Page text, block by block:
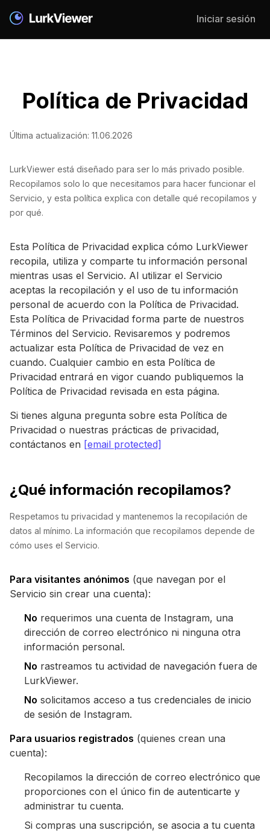
Iniciar sesión
Política de Privacidad
Última actualización: 11.06.2026
LurkViewer está diseñado para ser lo más privado posible.
Recopilamos solo lo que necesitamos para hacer funcionar el
Servicio, y esta política explica con detalle qué recopilamos y
por qué.
Esta Política de Privacidad explica cómo LurkViewer
recopila, utiliza y comparte tu información personal
mientras usas el Servicio. Al utilizar el Servicio
aceptas la recopilación y el uso de tu información
personal de acuerdo con la Política de Privacidad.
Esta Política de Privacidad forma parte de nuestros
Términos del Servicio. Revisaremos y podremos
actualizar esta Política de Privacidad de vez en
cuando. Cualquier cambio en esta Política de
Privacidad entrará en vigor cuando publiquemos la
Política de Privacidad revisada en esta página.
Si tienes alguna pregunta sobre esta Política de
Privacidad o nuestras prácticas de privacidad,
contáctanos en [email protected]
¿Qué información recopilamos?
Respetamos tu privacidad y mantenemos la recopilación de
datos al mínimo. La información que recopilamos depende de
cómo uses el Servicio.
Para visitantes anónimos (que navegan por el
Servicio sin crear una cuenta):
No requerimos una cuenta de Instagram, una
dirección de correo electrónico ni ninguna otra
información personal.
No rastreamos tu actividad de navegación fuera de
LurkViewer.
No solicitamos acceso a tus credenciales de inicio
de sesión de Instagram.
Para usuarios registrados (quienes crean una
cuenta):
Recopilamos la dirección de correo electrónico que
proporciones con el único fin de autenticarte y
administrar tu cuenta.
Si compras una suscripción, se asocia a tu cuenta